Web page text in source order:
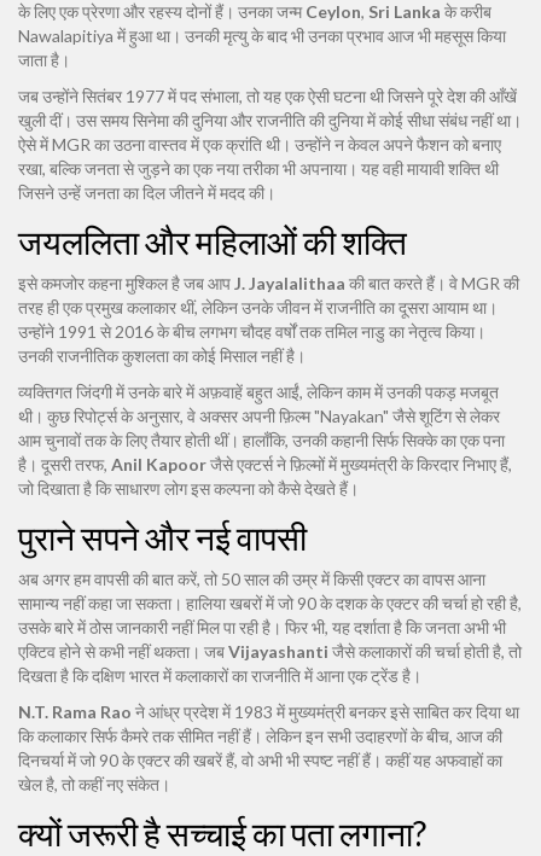
के लिए एक प्रेरणा और रहस्य दोनों हैं। उनका जन्मCeylon, Sri Lanka के करीब
Nawalapitiya में हुआ था। उनकी मृत्यु के बाद भी उनका प्रभाव आज भी महसूस किया
जाता है।
जब उन्होंने सितंबर 1977 में पद संभाला, तो यह एक ऐसी घटना थी जिसने पूरे देश की आँखें
खुली दीं। उस समय सिनेमा की दुनिया और राजनीति की दुनिया में कोई सीधा संबंध नहीं था।
ऐसे में MGR का उठना वास्तव में एक क्रांति थी। उन्होंने न केवल अपने फैशन को बनाए
रखा, बल्कि जनता से जुड़ने का एक नया तरीका भी अपनाया। यह वही मायावी शक्ति थी
जिसने उन्हें जनता का दिल जीतने में मदद की।
जयललिता और महिलाओं की शक्ति
इसे कमजोर कहना मुश्किल है जब आपJ. Jayalalithaa की बात करते हैं। वे MGR की
तरह ही एक प्रमुख कलाकार थीं, लेकिन उनके जीवन में राजनीति का दूसरा आयाम था।
उन्होंने 1991 से 2016 के बीच लगभग चौदह वर्षों तक तमिल नाडु का नेतृत्व किया।
उनकी राजनीतिक कुशलता का कोई मिसाल नहीं है।
व्यक्तिगत जिंदगी में उनके बारे में अफ़वाहें बहुत आईं, लेकिन काम में उनकी पकड़ मजबूत
थी। कुछ रिपोर्ट्स के अनुसार, वे अक्सर अपनी फ़िल्म "Nayakan" जैसे शूटिंग से लेकर
आम चुनावों तक के लिए तैयार होती थीं। हालाँकि, उनकी कहानी सिर्फ सिक्के का एक पना
है। दूसरी तरफ, Anil Kapoorजैसे एक्टर्स ने फ़िल्मों में मुख्यमंत्री के किरदार निभाए हैं,
जो दिखाता है कि साधारण लोग इस कल्पना को कैसे देखते हैं।
पुराने सपने और नई वापसी
अब अगर हम वापसी की बात करें, तो 50 साल की उम्र में किसी एक्टर का वापस आना
सामान्य नहीं कहा जा सकता। हालिया खबरों में जो 90 के दशक के एक्टर की चर्चा हो रही है,
उसके बारे में ठोस जानकारी नहीं मिल पा रही है। फिर भी, यह दर्शाता है कि जनता अभी भी
एक्टिव होने से कभी नहीं थकता। जबVijayashanti जैसे कलाकारों की चर्चा होती है, तो
दिखता है कि दक्षिण भारत में कलाकारों का राजनीति में आना एक ट्रेंड है।
N.T. Rama Rao ने आंध्र प्रदेश में 1983 में मुख्यमंत्री बनकर इसे साबित कर दिया था
कि कलाकार सिर्फ कैमरे तक सीमित नहीं हैं। लेकिन इन सभी उदाहरणों के बीच, आज की
दिनचर्या में जो 90 के एक्टर की खबरें हैं, वो अभी भी स्पष्ट नहीं हैं। कहीं यह अफवाहों का
खेल है, तो कहीं नए संकेत।
क्यों जरूरी है सच्चाई का पता लगाना?